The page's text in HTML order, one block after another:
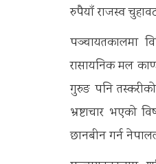
रुपैयाँ राजस्व
पञ्चायतकालमा
रासायनिक मल
गुरुङ पनि
भ्रष्टाचार
छानबीन गर्न